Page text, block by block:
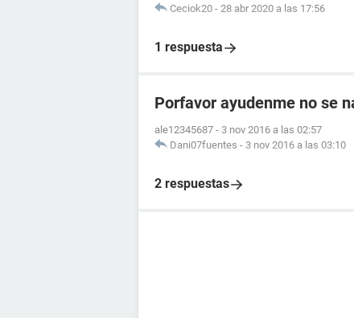
Ceciok20 - 28 abr 2020 a las 17:56
1 respuesta
Porfavor ayudenme no se
ale12345687 - 3 nov 2016 a las 02:57
Dani07fuentes - 3 nov 2016 a las 03:10
2 respuestas